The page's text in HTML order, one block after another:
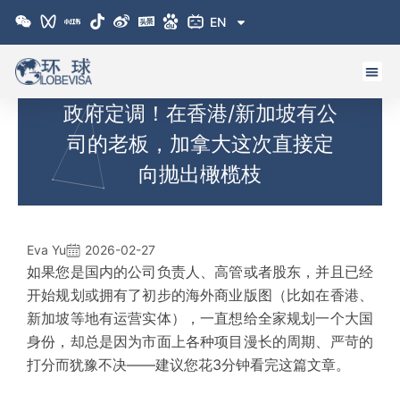
EN
政府定调！在香港/新加坡有公
司的老板，加拿大这次直接定
向抛出橄榄枝
Eva Yu 2026-02-27
如果您是国内的公司负责人 、高管或者股东，并且已经
开始规划或拥有了初步的海外商业版图（比如在香港、
新加坡等地有运营实体），一直想给全家规划一个大国
身份，却总是因为市面上各种项目漫长的周期、严苛的
打分而犹豫不决——建议您花3分钟看完这篇文章。